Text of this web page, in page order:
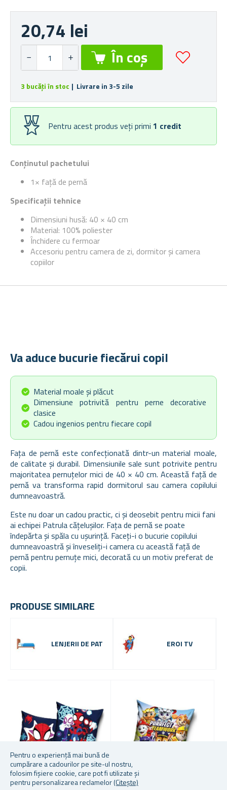
Pentru o experiență mai bună de
cumpărare a cadourilor pe site-ul nostru,
folosim fișiere cookie, care pot fi utilizate și
pentru personalizarea reclamelor(Citește)
Conținutul pachetului
1× față de pernă
Specificații tehnice
Dimensiuni husă: 40 × 40 cm
Material: 100% poliester
Închidere cu fermoar
Accesoriu pentru camera de zi, dormitor și camera
copiilor
20,74 lei
3 bucăți în stoc | Livrare in 3-5 zile
Pentru acest produs veți primi 1 credit
Va aduce bucurie fiecărui copil
Material moale și plăcut
Dimensiune potrivită pentru perne decorative
clasice
Cadou ingenios pentru fiecare copil
Fața de pernă este confecționată dintr-un material moale,
de calitate și durabil. Dimensiunile sale sunt potrivite pentru
majoritatea pernuțelor mici de 40 × 40 cm. Această față de
pernă va transforma rapid dormitorul sau camera copilului
dumneavoastră.
Este nu doar un cadou practic, ci și deosebit pentru micii fani
ai echipei Patrula cățelușilor. Fața de pernă se poate
îndepărta și spăla cu ușurință. Faceți-i o bucurie copilului
dumneavoastră și înveseliți-i camera cu această față de
pernă pentru pernuțe mici, decorată cu un motiv preferat de
copii.
PRODUSE SIMILARE
LENJERII DE PAT EROI TV